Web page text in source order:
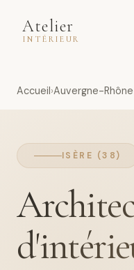
Atelier
INTÉRIEUR
Accueil Auvergne-
ISÈRE (38)